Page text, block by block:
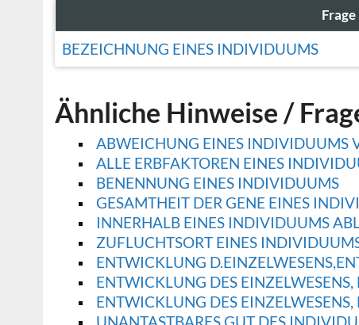
Frage
BEZEICHNUNG EINES INDIVIDUUMS
Ähnliche Hinweise /
ABWEICHUNG EINES INDIVIDUUMS
ALLE ERBFAKTOREN EINES
BENENNUNG EINES INDIVIDUUMS
GESAMTHEIT DER GENE EINES
INNERHALB EINES INDIVIDUUMS
ZUFLUCHTSORT EINES
ENTWICKLUNG
ENTWICKLUNG DES
ENTWICKLUNG DES